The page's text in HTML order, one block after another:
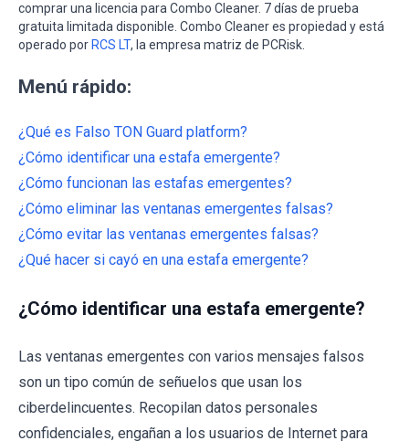
comprar una licencia para Combo Cleaner. 7 días de prueba
gratuita limitada disponible. Combo Cleaner es propiedad y está
operado por RCS LT, la empresa matriz de PCRisk.
Menú rápido:
¿Qué es Falso TON Guard platform?
¿Cómo identificar una estafa emergente?
¿Cómo funcionan las estafas emergentes?
¿Cómo eliminar las ventanas emergentes falsas?
¿Cómo evitar las ventanas emergentes falsas?
¿Qué hacer si cayó en una estafa emergente?
¿Cómo identificar una estafa emergente?
Las ventanas emergentes con varios mensajes falsos
son un tipo común de señuelos que usan los
ciberdelincuentes. Recopilan datos personales
confidenciales, engañan a los usuarios de Internet para